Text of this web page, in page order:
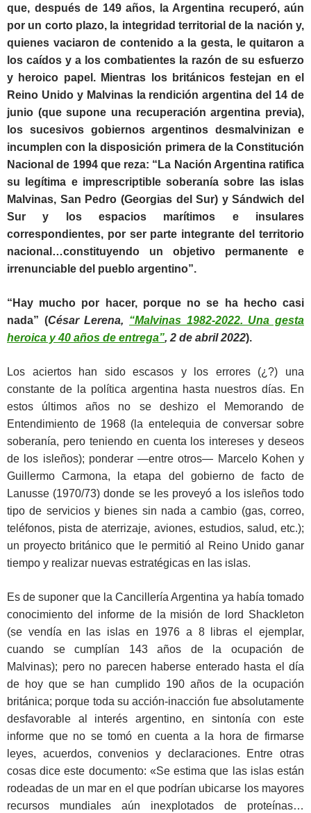
que, después de 149 años, la Argentina recuperó, aún
por un corto plazo, la integridad territorial de la nación y,
quienes vaciaron de contenido a la gesta, le quitaron a
los caídos y a los combatientes la razón de su esfuerzo
y heroico papel. Mientras los británicos festejan en el
Reino Unido y Malvinas la rendición argentina del 14 de
junio (que supone una recuperación argentina previa),
los sucesivos gobiernos argentinos desmalvinizan e
incumplen con la disposición primera de la Constitución
Nacional de 1994 que reza: “ La Nación Argentina ratifica
su legítima e imprescriptible soberanía sobre las islas
Malvinas, San Pedro (Georgias del Sur) y Sándwich del
Sur y los espacios marítimos e insulares
correspondientes, por ser parte integrante del territorio
nacional…constituyendo un objetivo permanente e
irrenunciable del pueblo argentino”.
“Hay mucho por hacer, porque no se ha hecho casi
nada” (César Lerena, “Malvinas 1982-2022. Una gesta
heroica y 40 años de entrega”, 2 de abril 2022).
Los aciertos han sido escasos y los errores (¿?) una
constante de la política argentina hasta nuestros días. En
estos últimos años no se deshizo el Memorando de
Entendimiento de 1968 (la entelequia de conversar sobre
soberanía, pero teniendo en cuenta los intereses y deseos
de los isleños); ponderar ―entre otros― Marcelo Kohen y
Guillermo Carmona, la etapa del gobierno de facto de
Lanusse (1970/73) donde se les proveyó a los isleños todo
tipo de servicios y bienes sin nada a cambio (gas, correo,
teléfonos, pista de aterrizaje, aviones, estudios, salud, etc.);
un proyecto británico que le permitió al Reino Unido ganar
tiempo y realizar nuevas estratégicas en las islas.
Es de suponer que la Cancillería Argentina ya había tomado
conocimiento del informe de la misión de lord Shackleton
(se vendía en las islas en 1976 a 8 libras el ejemplar,
cuando se cumplían 143 años de la ocupación de
Malvinas); pero no parecen haberse enterado hasta el día
de hoy que se han cumplido 190 años de la ocupación
británica; porque toda su acción-inacción fue absolutamente
desfavorable al interés argentino, en sintonía con este
informe que no se tomó en cuenta a la hora de firmarse
leyes, acuerdos, convenios y declaraciones. Entre otras
cosas dice este documento: «Se estima que las islas están
rodeadas de un mar en el que podrían ubicarse los mayores
recursos mundiales aún inexplotados de proteínas…